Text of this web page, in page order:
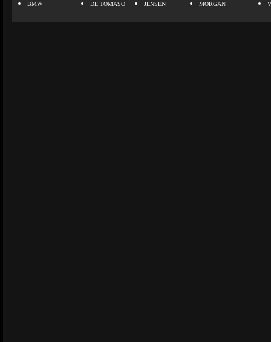
BMW
DE TOMASO
JENSEN
MORGAN